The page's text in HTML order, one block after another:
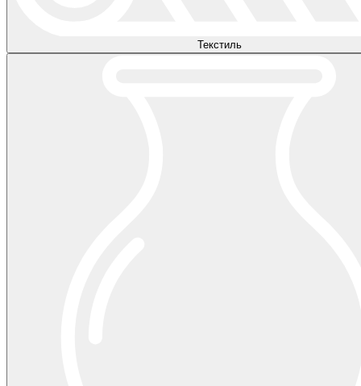
Текстиль